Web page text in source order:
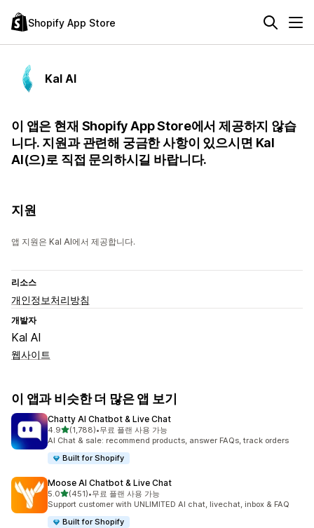
Shopify App Store
Kal AI
이 앱은 현재 Shopify App Store에서 제공하지 않습
니다. 지원과 관련해 궁금한 사항이 있으시면 Kal
AI(으)로 직접 문의하시길 바랍니다.
지원
앱 지원은 Kal AI에서 제공합니다.
리소스
개인정보처리방침
개발자
Kal AI
웹사이트
이 앱과 비슷한 더 많은 앱 보기
Chatty AI Chatbot & Live Chat
4.9별 5개 중
(1,788)
총 리뷰 1788개
•무료 플랜 사용 가능
AI Chat & sale: recommend products, answer FAQs, track orders
Built for Shopify
Moose AI Chatbot & Live Chat
5.0별 5개 중
(451)
총 리뷰 451개
•무료 플랜 사용 가능
Support customer with UNLIMITED AI chat, livechat, inbox & FAQ
Built for Shopify